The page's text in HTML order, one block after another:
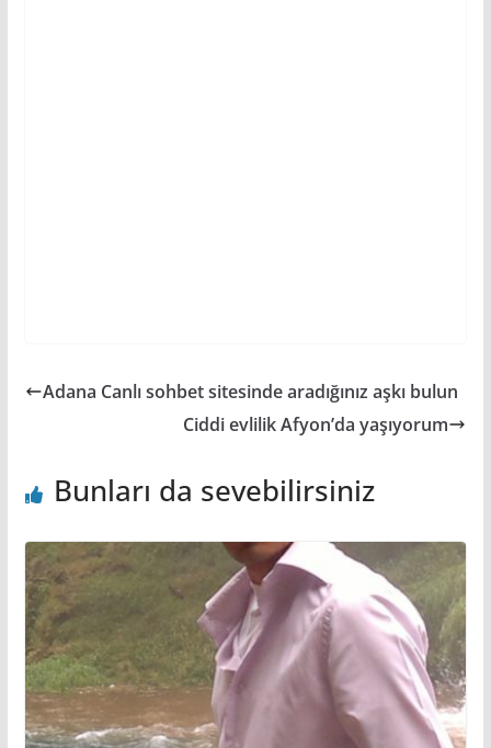
Adana Canlı sohbet sitesinde aradığınız aşkı bulun
Ciddi evlilik Afyon’da yaşıyorum
Bunları da sevebilirsiniz